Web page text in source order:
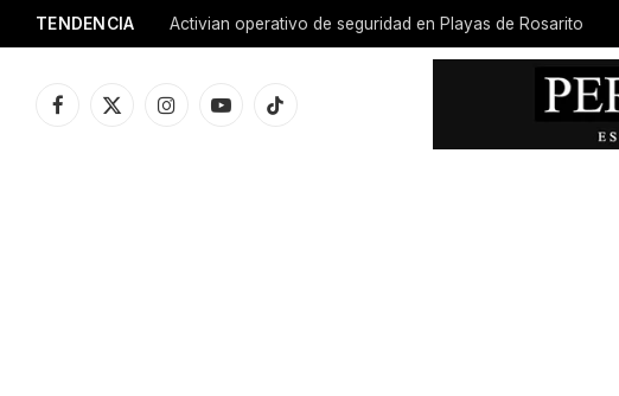
TENDENCIA Activian operativo de seguridad en Playas de Rosarito
Facebook
X
InstagramYouTubeTikTok